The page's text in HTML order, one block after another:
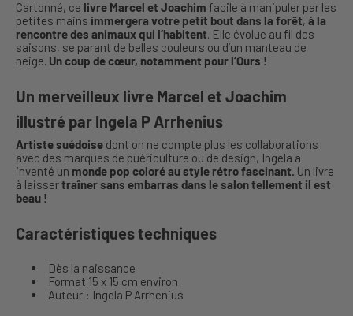
Cartonné, ce livre Marcel et Joachim facile à manipuler par les
petites mains immergera votre petit bout dans la forêt, à la
rencontre des animaux qui l’habitent. Elle évolue au fil des
saisons, se parant de belles couleurs ou d’un manteau de
neige. Un coup de cœur, notamment pour l’Ours !
Un merveilleux livre Marcel et Joachim
illustré par Ingela P Arrhenius
Artiste suédoise dont on ne compte plus les collaborations
avec des marques de puériculture ou de design, Ingela a
inventé un monde pop coloré au style rétro fascinant. Un livre
à laissertraîner sans embarras dans le salon tellement il est
beau !
Caractéristiques techniques
Dès la naissance
Format 15 x 15 cm environ
Auteur : Ingela P Arrhenius